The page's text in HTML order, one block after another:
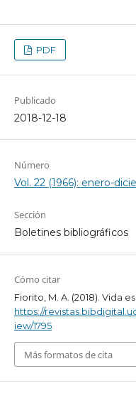
PDF
Publicado
2018-12-18
Número
Vol. 22 (1966): enero-
Sección
Boletines bibliográficos
Cómo citar
Fiorito, M. A. (2018). Vida
https://
iew/1795
Más formatos de cita